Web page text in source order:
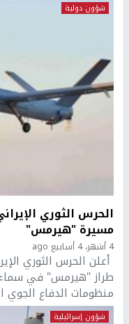
شؤون دولية
مسيرة "هيرمس"
4 أشهر، 4 أسابيع ago
أعلن الحرس الثوري
طراز "هيرمس" في
منظومات الدفاع الجوي
شؤون إسرائيلية